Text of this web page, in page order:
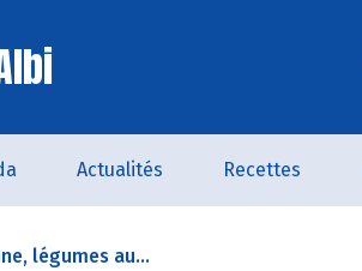
Actualités Recettes
légumes au...